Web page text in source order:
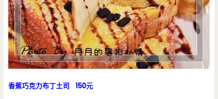
香蕉巧克力布丁土司 150元